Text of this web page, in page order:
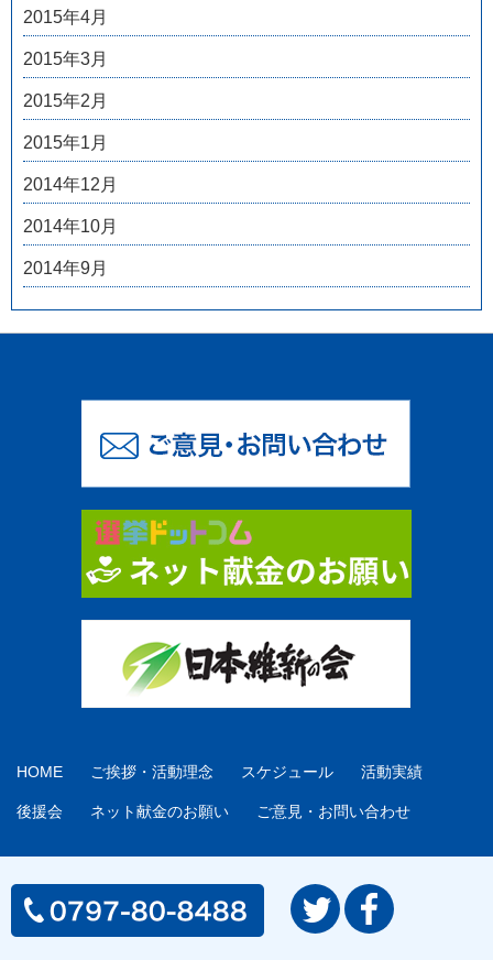
2015年4月
2015年3月
2015年2月
2015年1月
2014年12月
2014年10月
2014年9月
HOME ご挨拶・活動理念 スケジュール 活動実績
後援会 ネット献金のお願い ご意見・お問い合わせ